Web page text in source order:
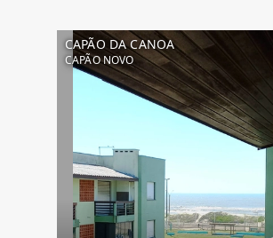
CAPÃO DA CANOA
CAPÃO NOVO